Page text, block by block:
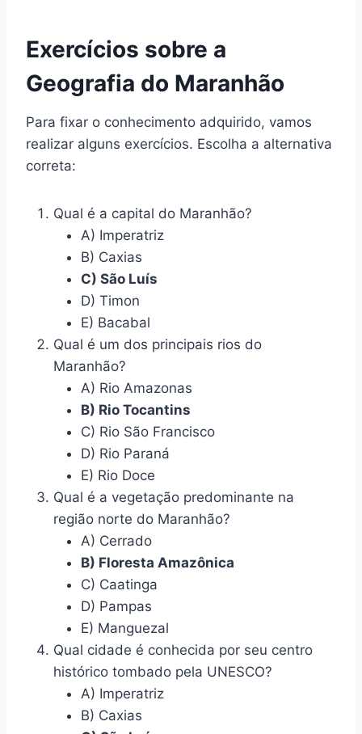
Exercícios sobre a
Geografia do Maranhão
Para fixar o conhecimento adquirido, vamos
realizar alguns exercícios. Escolha a alternativa
correta:
Qual é a capital do Maranhão?
A) Imperatriz
B) Caxias
C) São Luís
D) Timon
E) Bacabal
Qual é um dos principais rios do
Maranhão?
A) Rio Amazonas
B) Rio Tocantins
C) Rio São Francisco
D) Rio Paraná
E) Rio Doce
Qual é a vegetação predominante na
região norte do Maranhão?
A) Cerrado
B) Floresta Amazônica
C) Caatinga
D) Pampas
E) Manguezal
Qual cidade é conhecida por seu centro
histórico tombado pela UNESCO?
A) Imperatriz
B) Caxias